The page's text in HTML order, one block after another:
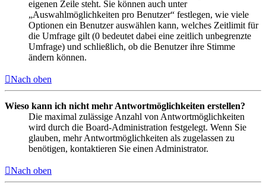
eigenen Zeile steht. Sie können auch unter
„Auswahlmöglichkeiten pro Benutzer“ festlegen, wie viele
Optionen ein Benutzer auswählen kann, welches Zeitlimit für
die Umfrage gilt (0 bedeutet dabei eine zeitlich unbegrenzte
Umfrage) und schließlich, ob die Benutzer ihre Stimme
ändern können.
Nach oben
Wieso kann ich nicht mehr Antwortmöglichkeiten erstellen?
Die maximal zulässige Anzahl von Antwortmöglichkeiten
wird durch die Board-Administration festgelegt. Wenn Sie
glauben, mehr Antwortmöglichkeiten als zugelassen zu
benötigen, kontaktieren Sie einen Administrator.
Nach oben